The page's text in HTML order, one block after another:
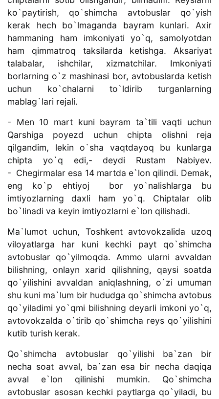
ko`paytirish, qo`shimcha avtobuslar qo`yish
kerak hech bo`lmaganda bayram kunlari. Axir
hammaning ham imkoniyati yo`q, samolyotdan
ham qimmatroq taksilarda ketishga. Aksariyat
talabalar, ishchilar, xizmatchilar. Imkoniyati
borlarning o`z mashinasi bor, avtobuslarda ketish
uchun ko`chalarni to`ldirib turganlarning
mablag`lari rejali.
- Men 10 mart kuni bayram ta`tili vaqti uchun
Qarshiga poyezd uchun chipta olishni reja
qilgandim, lekin o`sha vaqtdayoq bu kunlarga
chipta yo`q edi,- deydi Rustam Nabiyev.
- Chegirmalar esa 14 martda e`lon qilindi. Demak,
eng ko`p ehtiyoj bor yo`nalishlarga bu
imtiyozlarning daxli ham yo`q. Chiptalar olib
bo`linadi va keyin imtiyozlarni e`lon qilishadi.
Ma`lumot uchun, Toshkent avtovokzalida uzoq
viloyatlarga har kuni kechki payt qo`shimcha
avtobuslar qo`yilmoqda. Ammo ularni avvaldan
bilishning, onlayn xarid qilishning, qaysi soatda
qo`yilishini avvaldan aniqlashning, o`zi umuman
shu kuni ma`lum bir hududga qo`shimcha avtobus
qo`yiladimi yo`qmi bilishning deyarli imkoni yo`q,
avtovokzalda o`tirib qo`shimcha reys qo`yilishini
kutib turish kerak.
Qo`shimcha avtobuslar qo`yilishi ba`zan bir
necha soat avval, ba`zan esa bir necha daqiqa
avval e`lon qilinishi mumkin. Qo`shimcha
avtobuslar asosan kechki paytlarga qo`yiladi, bu